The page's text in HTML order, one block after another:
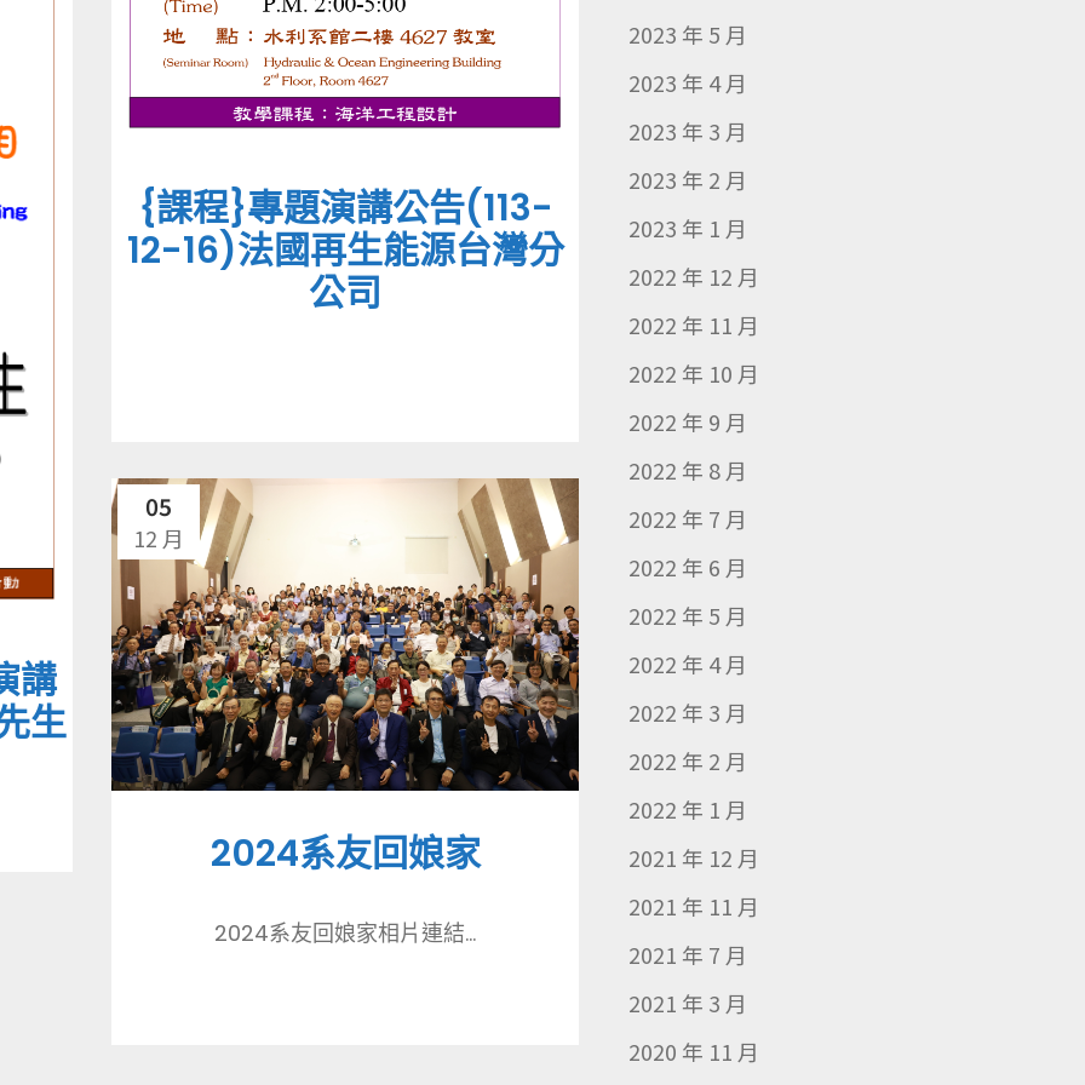
{課程}專題演講公告(113-
12-16)法國再生能源台灣分
公司
講
生
05
12 月
2024系友回娘家
2024系友回娘家相片連結...
2023 年 5 月
2023 年 4 月
2023 年 3 月
2023 年 2 月
2023 年 1 月
2022 年 12 月
2022 年 11 月
2022 年 10 月
2022 年 9 月
2022 年 8 月
2022 年 7 月
2022 年 6 月
2022 年 5 月
2022 年 4 月
2022 年 3 月
2022 年 2 月
2022 年 1 月
2021 年 12 月
2021 年 11 月
2021 年 7 月
2021 年 3 月
2020 年 11 月